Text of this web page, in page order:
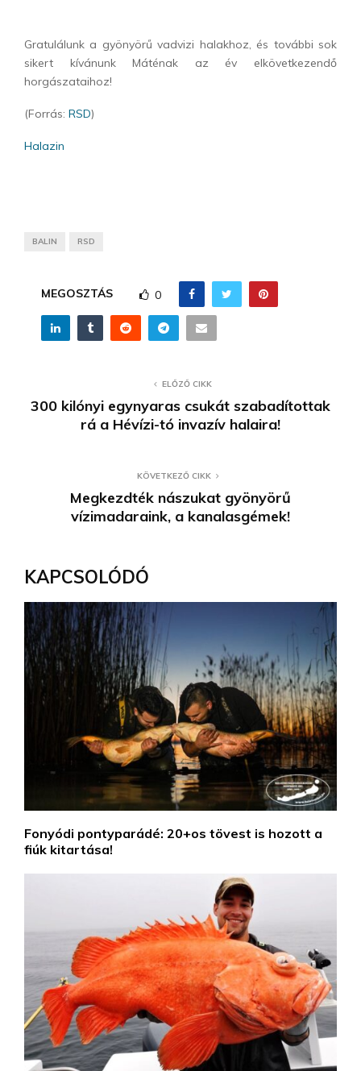
Gratulálunk a gyönyörű vadvizi halakhoz, és további sok
sikert kívánunk Máténak az év elkövetkezendő
horgászataihoz!
(Forrás: RSD)
Halazin
BALIN RSD
MEGOSZTÁS 0
ELŐZŐ CIKK
300 kilónyi egynyaras csukát szabadítottak
rá a Hévízi-tó invazív halaira!
KÖVETKEZŐ CIKK
Megkezdték nászukat gyönyörű
vízimadaraink, a kanalasgémek!
KAPCSOLÓDÓ
Fonyódi pontyparádé: 20+os tövest is hozott a
fiúk kitartása!